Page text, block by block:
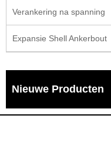
Verankering na spanning
Expansie Shell Ankerbout
Nieuwe Producten